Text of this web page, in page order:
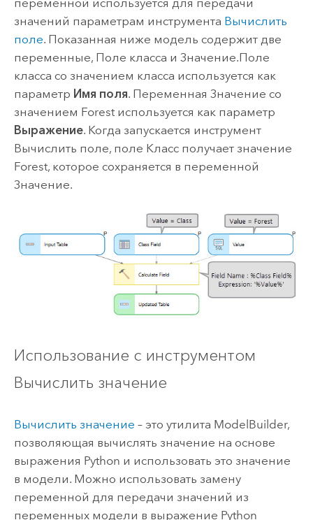
переменной используется для передачи
значений параметрам инструмента Вычислить
поле. Показанная ниже модель содержит две
переменные, Поле класса и Значение.Поле
класса со значением класса используется как
параметр Имя поля. Переменная Значение со
значением Forest используется как параметр
Выражение. Когда запускается инструмент
Вычислить поле, поле Класс получает значение
Forest, которое сохраняется в переменной
Значение.
Использование с инструментом
Вычислить значение
Вычислить значение – это утилита ModelBuilder,
позволяющая вычислять значение на основе
выражения Python и использовать это значение
в модели. Можно использовать замену
переменной для передачи значений из
переменных модели в выражение Python